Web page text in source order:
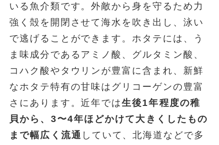
いる魚介類です。外敵から身を守るため力
強く殻を開閉させて海水を吹き出し、泳い
で逃げることができます。ホタテには、う
ま味成分であるアミノ酸、グルタミン酸、
コハク酸やタウリンが豊富に含まれ、新鮮
なホタテ特有の甘味はグリコーゲンの豊富
さにあります。近年では生後1年程度の稚
貝から、3〜4年ほどかけて大きくしたもの
まで幅広く流通 していて、北海道などで多